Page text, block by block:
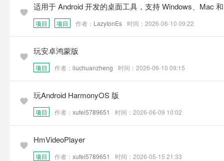
适用于 Android 开发的桌面工具，支持 Windows、Mac
项目 项目 作者： LazyIonEs 时间：2026-06-10 09:22
玩安卓鸿蒙版
项目 作者： liuchuanzheng 时间：2026-06-10 09:15
玩Android HarmonyOS 版
项目 作者： xufei5789651 时间：2026-06-09 10:02
HmVideoPlayer
项目 作者： xufei5789651 时间：2026-05-15 21:33